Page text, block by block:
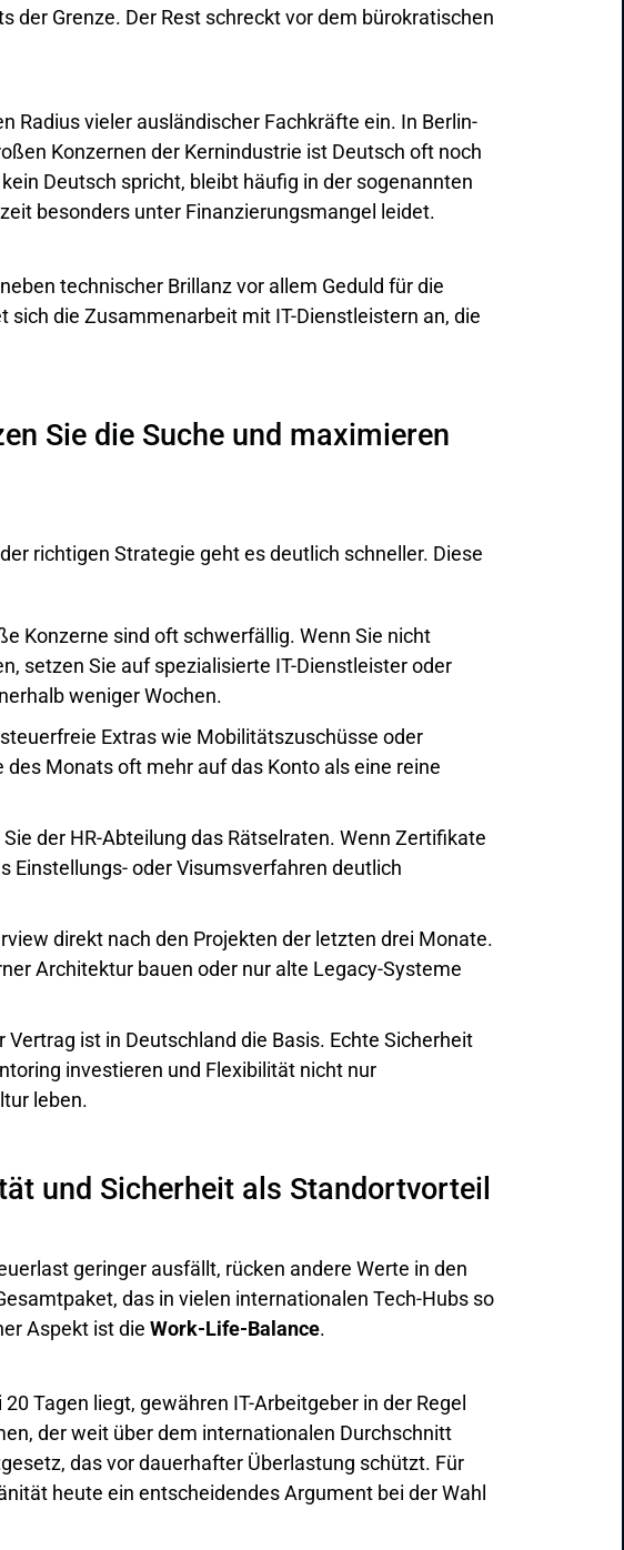
der Grenze. Der Rest schreckt vor dem bürokratischen
Radius vieler ausländischer Fachkräfte ein. In Berlin-
Konzernen der Kernindustrie ist Deutsch oft noch
Deutsch spricht, bleibt häufig in der sogenannten
besonders unter Finanzierungsmangel leidet.
technischer Brillanz vor allem Geduld für die
die Zusammenarbeit mit IT-Dienstleistern an, die
Sie die Suche und maximieren
richtigen Strategie geht es deutlich schneller. Diese
Konzerne sind oft schwerfällig. Wenn Sie nicht
setzen Sie auf spezialisierte IT-Dienstleister oder
weniger Wochen.
Extras wie Mobilitätszuschüsse oder
Monats oft mehr auf das Konto als eine reine
Sie der HR-Abteilung das Rätselraten. Wenn Zertifikate
Einstellungs- oder Visumsverfahren deutlich
direkt nach den Projekten der letzten drei Monate.
Architektur bauen oder nur alte Legacy-Systeme
Vertrag ist in Deutschland die Basis. Echte Sicherheit
investieren und Flexibilität nicht nur
leben.
und Sicherheit als Standortvorteil
geringer ausfällt, rücken andere Werte in den
das in vielen internationalen Tech-Hubs so
Aspekt ist die Work-Life-Balance.
Tagen liegt, gewähren IT-Arbeitgeber in der Regel
der weit über dem internationalen Durchschnitt
das vor dauerhafter Überlastung schützt. Für
heute ein entscheidendes Argument bei der Wahl